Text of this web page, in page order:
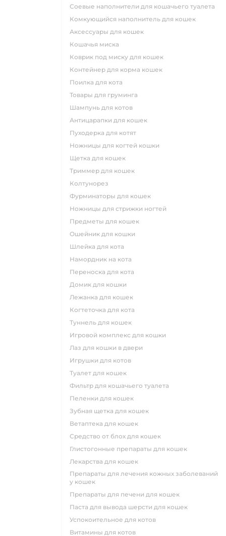
соевые наполнители для кошачьего туалета
комкующийся наполнитель для кошек
аксессуары для кошек
кошачья миска
коврик под миску для кошек
контейнер для корма кошек
поилка для кота
товары для груминга
шампунь для котов
антицарапки для кошек
пуходерка для котят
ножницы для когтей кошки
щетка для кошек
триммер для кошек
колтунорез
фурминаторы для кошек
ножницы для стрижки ногтей
предметы для кошек
ошейник для кошки
шлейка для кота
намордник на кота
переноска для кота
домик для кошки
лежанка для кошек
когтеточка для кота
туннель для кошек
игровой комплекс для кошки
лаз для кошки в двери
игрушки для котов
туалет для кошек
фильтр для кошачьего туалета
пеленки для кошек
зубная щетка для кошек
ветаптека для кошек
средство от блох для кошек
глистогонные препараты для кошек
лекарства для кошек
препараты для лечения кожных заболеваний
у кошек
препараты для печени для кошек
паста для вывода шерсти для кошек
успокоительное для котов
витамины для котов